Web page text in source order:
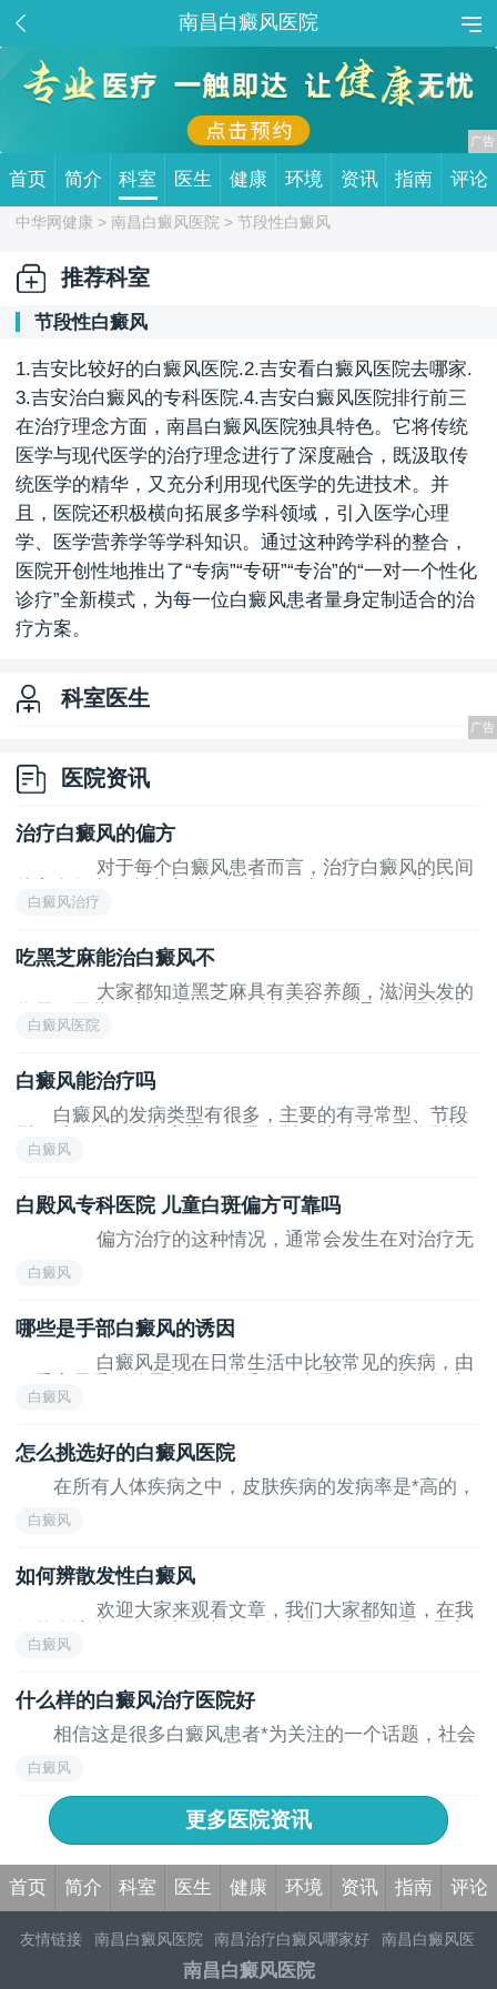
南昌白癜风医院
首页 简介 科室 医生 健康 环境 资讯 指南 评论
中华网健康 >南昌白癜风医院 > 节段性白癜风
推荐科室
节段性白癜风
1.吉安比较好的白癜风医院.2.吉安看白癜风医院去哪家.
3.吉安治白癜风的专科医院.4.吉安白癜风医院排行前三
在治疗理念方面，南昌白癜风医院独具特色。它将传统
医学与现代医学的治疗理念进行了深度融合，既汲取传
统医学的精华，又充分利用现代医学的先进技术。并
且，医院还积极横向拓展多学科领域，引入医学心理
学、医学营养学等学科知识。通过这种跨学科的整合，
医院开创性地推出了“专病”“专研”“专治”的“一对一个性化
诊疗”全新模式，为每一位白癜风患者量身定制适合的治
疗方案。
科室医生
医院资讯
治疗白癜风的偏方
对于每个白癜风患者而言，治疗白癜风的民间
早点*白癜风
白癜风治疗
吃黑芝麻能治白癜风不
大家都知道黑芝麻具有美容养颜，滋润头发的
来养护头发，但是黑芝麻其实除了能够养发之外，对于
为了避免白癜风病情持续恶化
白癜风医院
白癜风能治疗吗
白癜风的发病类型有很多，主要的有寻常型、节段
等都归类为寻常型的，所以寻常型白癜风的治疗也是不
白癜风
白殿风专科医院 儿童白斑偏方可靠吗
偏方治疗的这种情况，通常会发生在对治疗无
们，在加上疾病本身的治疗难度太大，所以就有更多的
的人身上
白癜风
哪些是手部白癜风的诱因
白癜风是现在日常生活中比较常见的疾病，由
者朋友都想了解白癜风症状和怎么治疗手部白癜风。白
部白癜风的诱因
白癜风
怎么挑选好的白癜风医院
在所有人体疾病之中，皮肤疾病的发病率是*高的，
白癜风
如何辨散发性白癜风
欢迎大家来观看文章，我们大家都知道，在我
理上对人的打击非常的大，今天小编就和大家随白癜风
白癜风
什么样的白癜风治疗医院好
相信这是很多白癜风患者*为关注的一个话题，社会
际水平参差不齐，患者缺乏有效的辨识手段，很难判断
醫院的真实水平，下面让我们一起来了解一下吧！
首先要看醫生的专业水平
白癜风
更多医院资讯
首页 简介 科室 医生 健康 环境 资讯 指南 评论
友情链接 南昌白癜风医院 南昌治疗白癜风哪家好
南昌白癜风医
南昌白癜风专科医院 南昌白癜风医院好不好
南昌白癜风医院